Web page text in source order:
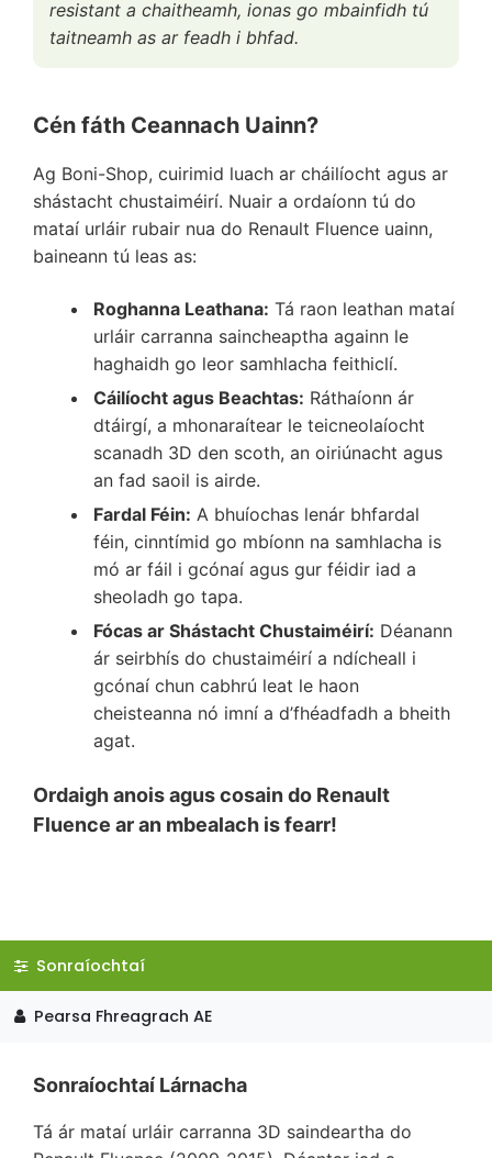
resistant a chaitheamh, ionas go mbainfidh tú
taitneamh as ar feadh i bhfad.
Cén fáth Ceannach Uainn?
Ag Boni-Shop, cuirimid luach ar cháilíocht agus ar
shástacht chustaiméirí. Nuair a ordaíonn tú do
mataí urláir rubair nua do Renault Fluence uainn,
baineann tú leas as:
Roghanna Leathana: Tá raon leathan mataí
urláir carranna saincheaptha againn le
haghaidh go leor samhlacha feithiclí.
Cáilíocht agus Beachtas: Ráthaíonn ár
dtáirgí, a mhonaraítear le teicneolaíocht
scanadh 3D den scoth, an oiriúnacht agus
an fad saoil is airde.
Fardal Féin: A bhuíochas lenár bhfardal
féin, cinntímid go mbíonn na samhlacha is
mó ar fáil i gcónaí agus gur féidir iad a
sheoladh go tapa.
Fócas ar Shástacht Chustaiméirí: Déanann
ár seirbhís do chustaiméirí a ndícheall i
gcónaí chun cabhrú leat le haon
cheisteanna nó imní a d’fhéadfadh a bheith
agat.
Ordaigh anois agus cosain do Renault
Fluence ar an mbealach is fearr!
Sonraíochtaí
Pearsa Fhreagrach AE
Sonraíochtaí Lárnacha
Tá ár mataí urláir carranna 3D saindeartha do